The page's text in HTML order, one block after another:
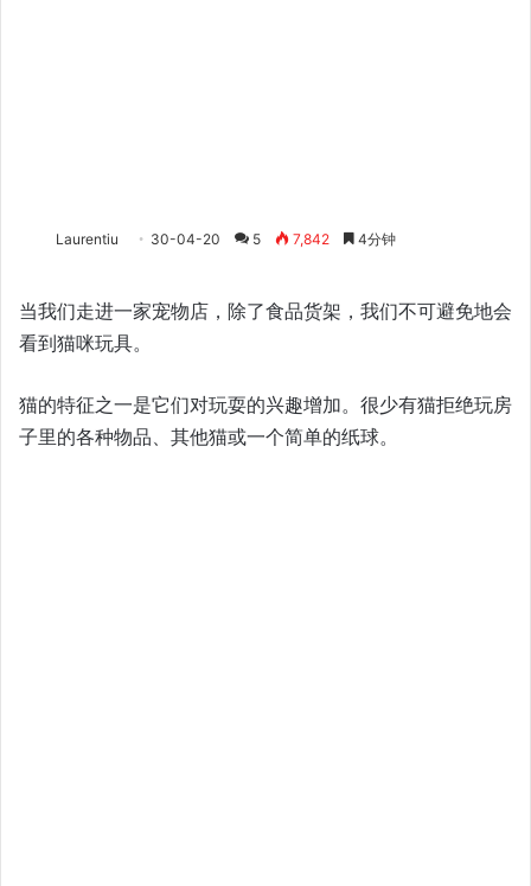
Laurentiu 30-04-20 5 7,842 4分钟
当我们走进一家宠物店，除了食品货架，我们不可避免地会
看到猫咪玩具。
猫的特征之一是它们对玩耍的兴趣增加。很少有猫拒绝玩房
子里的各种物品、其他猫或一个简单的纸球。